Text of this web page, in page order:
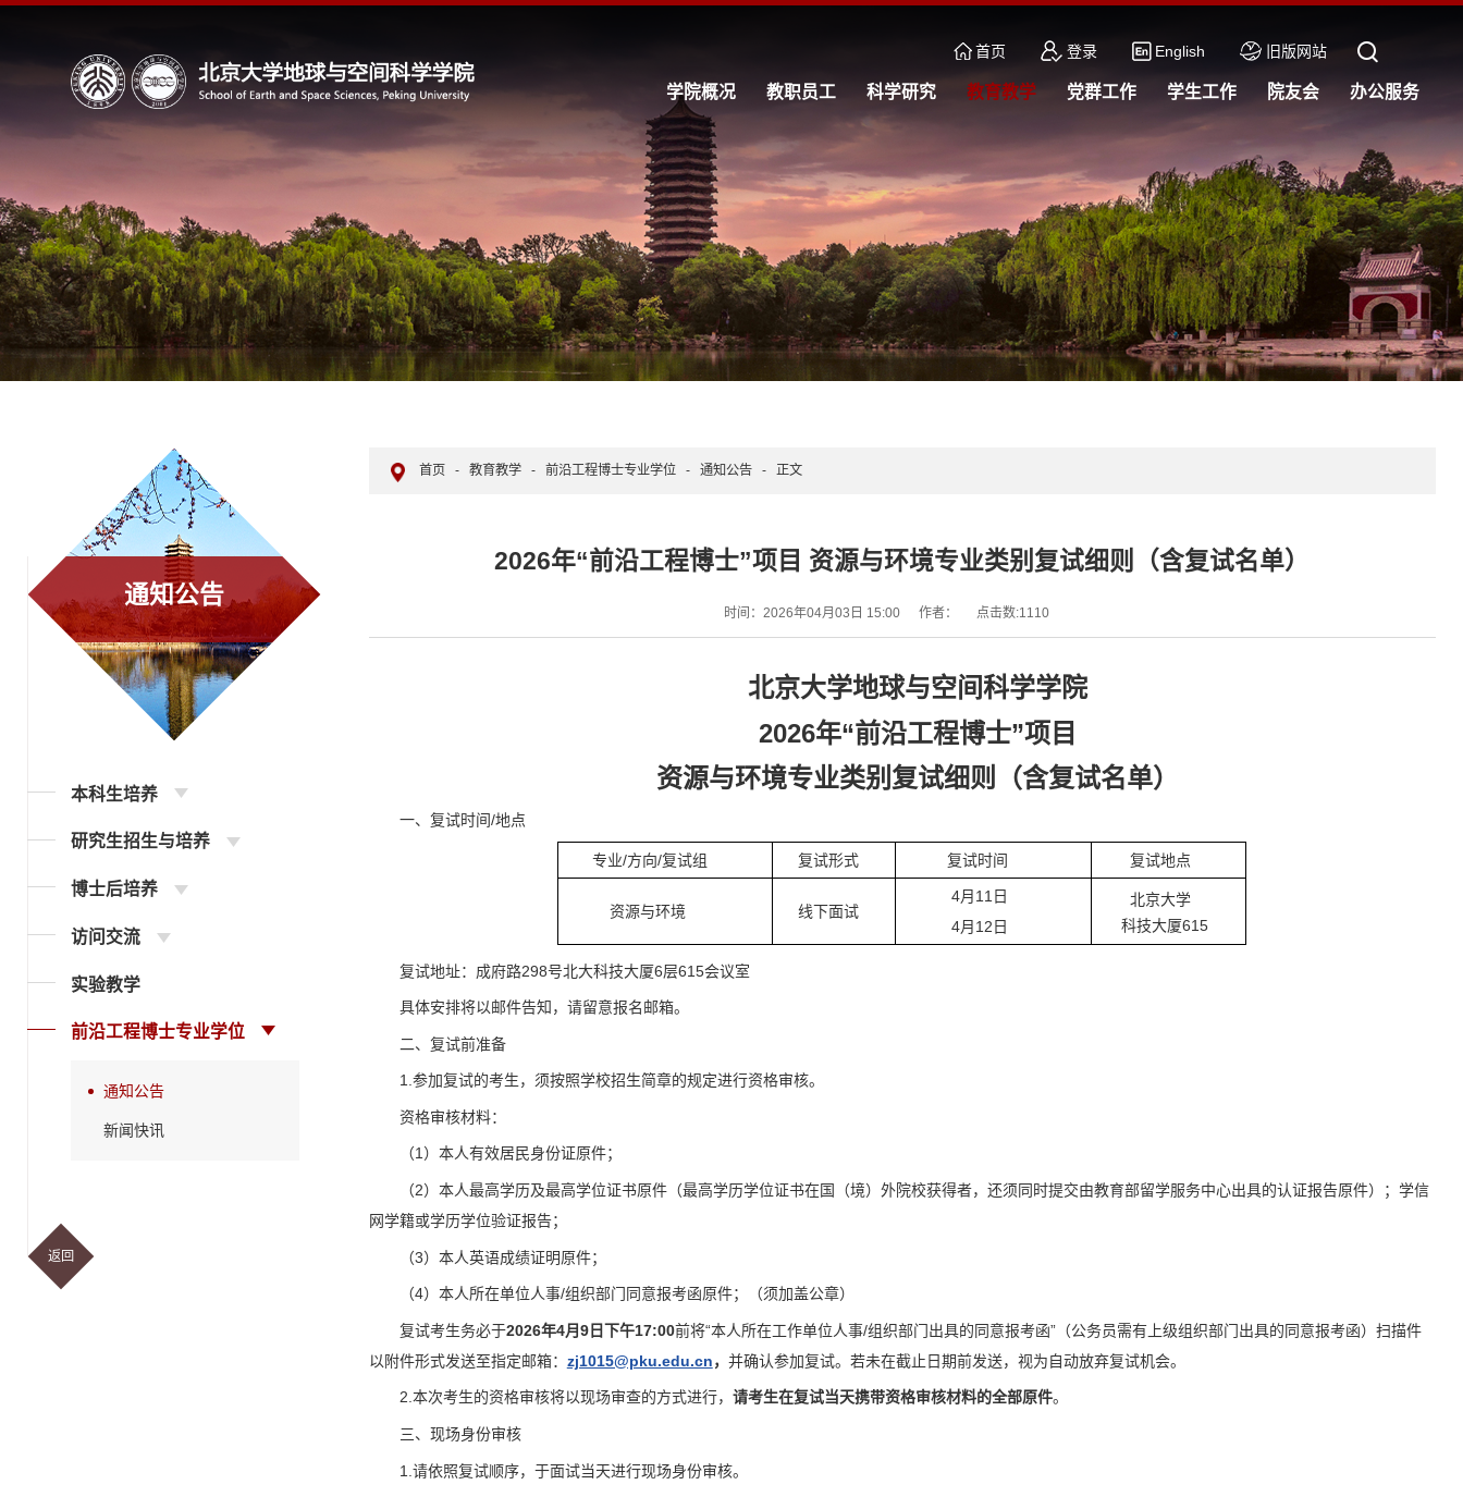
首页 登录 English 旧版网站
学院概况 教职员工 科学研究 教育教学 党群工作 学生工作 院友会 办公服务
通知公告
本科生培养
研究生招生与培养
博士后培养
访问交流
实验教学
前沿工程博士专业学位
通知公告
新闻快讯
返回
首页 - 教育教学 - 前沿工程博士专业学位 - 通知公告 - 正文
2026年“前沿工程博士”项目 资源与环境专业类别复试细则（含复试名单）
时间：2026年04月03日 15:00 作者： 点击数:1110
北京大学地球与空间科学学院
2026年“前沿工程博士”项目
资源与环境专业类别复试细则（含复试名单）
一、复试时间/地点
专业/方向/复试组 复试形式 复试时间 复试地点
资源与环境 线下面试
4月11日
4月12日
北京大学
科技大厦615
复试地址：成府路298号北大科技大厦6层615会议室
具体安排将以邮件告知，请留意报名邮箱。
二、复试前准备
1.参加复试的考生，须按照学校招生简章的规定进行资格审核。
资格审核材料：
（1）本人有效居民身份证原件；
（2）本人最高学历及最高学位证书原件（最高学历学位证书在国（境）外院校获得者，还须同时提交由教育部留学服务中心出具的认证报告原件）；学信
网学籍或学历学位验证报告；
（3）本人英语成绩证明原件；
（4）本人所在单位人事/组织部门同意报考函原件；（须加盖公章）
复试考生务必于2026年4月9日下午17:00前将“本人所在工作单位人事/组织部门出具的同意报考函”（公务员需有上级组织部门出具的同意报考函）扫描件
以附件形式发送至指定邮箱： zj1015@pku.edu.cn， 并确认参加复试。若未在截止日期前发送，视为自动放弃复试机会。
2.本次考生的资格审核将以现场审查的方式进行， 请考生在复试当天携带资格审核材料的全部原件。
三、现场身份审核
1.请依照复试顺序，于面试当天进行现场身份审核。